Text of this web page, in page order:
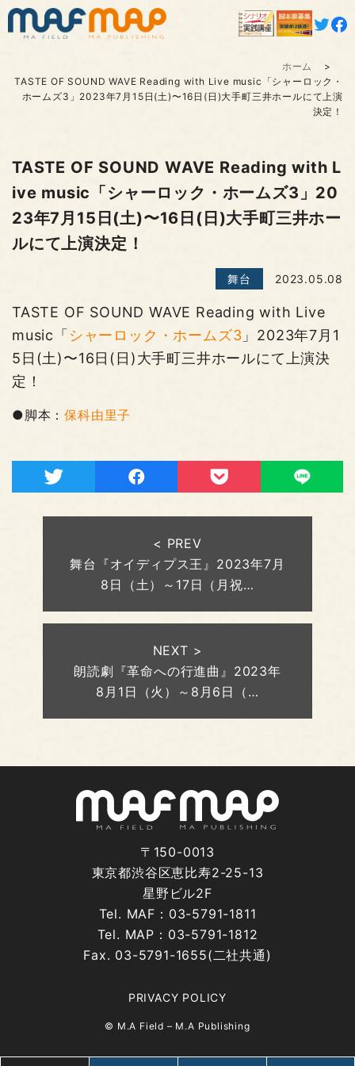
ホーム
TASTE OF SOUND WAVE Reading with Live music「シャーロック・
ホームズ3」2023年7月15日(土)〜16日(日)大手町三井ホールにて上演
決定！
TASTE OF SOUND WAVE Reading with L
ive music「シャーロック・ホームズ3」20
23年7月15日(土)〜16日(日)大手町三井ホー
ルにて上演決定！
舞台 2023.05.08
TASTE OF SOUND WAVE Reading with Live
music「 シャーロック・ホームズ3 」2023年7月1
5日(土)〜16日(日)大手町三井ホールにて上演決
定！
●脚本：保科由里子
< PREV
舞台『オイディプス王』2023年7月
8日（土）～17日（月祝…
NEXT >
朗読劇『革命への行進曲』2023年
8月1日（火）～8月6日（…
〒150-0013
東京都渋谷区恵比寿2-25-13
星野ビル2F
Tel. MAF：03-5791-1811
Tel. MAP：03-5791-1812
Fax. 03-5791-1655(二社共通)
PRIVACY POLICY
© M.A Field – M.A Publishing